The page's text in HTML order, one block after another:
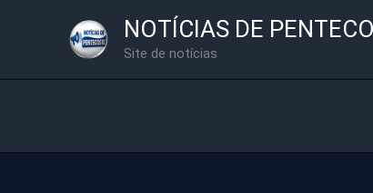
NOTÍCIAS DE
Site de notícias